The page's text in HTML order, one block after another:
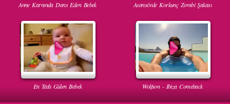
Anne Karnında Dans Eden Bebek Asansörde Korkunç Zombi Şakası
En Tatlı Gülen Bebek Wolfson - Ibiza Comeback